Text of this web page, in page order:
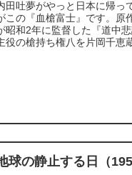
田吐夢がやっと日本に帰っ
この『血槍富士』です。原
昭和2年に監督した『道中
役の槍持ち権八を片岡千恵
球の静止する日（